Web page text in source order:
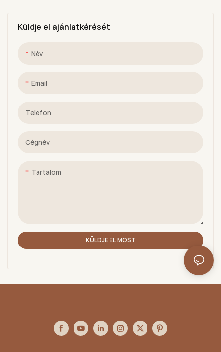
Küldje el ajánlatkérését
Név
Email
Telefon
Cégnév
Tartalom
KÜLDJE EL MOST